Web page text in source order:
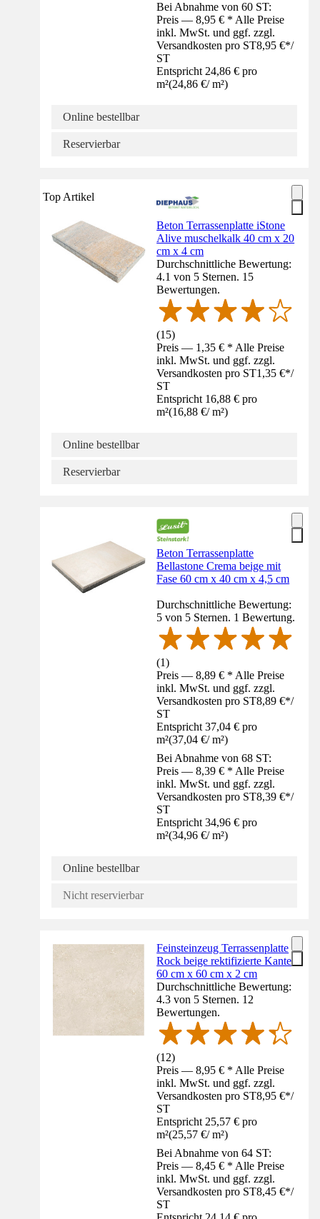
Bei Abnahme von 60 ST:
Preis — 8,95 € * Alle Preise
inkl. MwSt. und ggf. zzgl.
Versandkosten pro ST8,95 €*/
ST
Entspricht 24,86 € pro
m²(24,86 €/ m²)
Online bestellbar
Reservierbar
Top Artikel
Beton Terrassenplatte iStone
Alive muschelkalk 40 cm x 20
cm x 4 cm
Durchschnittliche Bewertung:
4.1 von 5 Sternen. 15
Bewertungen.
(15)
Preis — 1,35 € * Alle Preise
inkl. MwSt. und ggf. zzgl.
Versandkosten pro ST1,35 €*/
ST
Entspricht 16,88 € pro
m²(16,88 €/ m²)
Online bestellbar
Reservierbar
Beton Terrassenplatte
Bellastone Crema beige mit
Fase 60 cm x 40 cm x 4,5 cm
Durchschnittliche Bewertung:
5 von 5 Sternen. 1 Bewertung.
(1)
Preis — 8,89 € * Alle Preise
inkl. MwSt. und ggf. zzgl.
Versandkosten pro ST8,89 €*/
ST
Entspricht 37,04 € pro
m²(37,04 €/ m²)
Bei Abnahme von 68 ST:
Preis — 8,39 € * Alle Preise
inkl. MwSt. und ggf. zzgl.
Versandkosten pro ST8,39 €*/
ST
Entspricht 34,96 € pro
m²(34,96 €/ m²)
Online bestellbar
Nicht reservierbar
Feinsteinzeug Terrassenplatte
Rock beige rektifizierte Kante
60 cm x 60 cm x 2 cm
Durchschnittliche Bewertung:
4.3 von 5 Sternen. 12
Bewertungen.
(12)
Preis — 8,95 € * Alle Preise
inkl. MwSt. und ggf. zzgl.
Versandkosten pro ST8,95 €*/
ST
Entspricht 25,57 € pro
m²(25,57 €/ m²)
Bei Abnahme von 64 ST:
Preis — 8,45 € * Alle Preise
inkl. MwSt. und ggf. zzgl.
Versandkosten pro ST8,45 €*/
ST